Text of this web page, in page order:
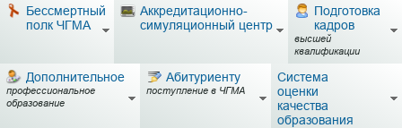
Бессмертный
полк ЧГМА
Аккредитационно-
симуляционный центр
Подготовка
кадров
высшей
квалификации
Дополнительное
профессиональное
образование
Абитуриенту
поступление в ЧГМА
Система
оценки
качества
образования